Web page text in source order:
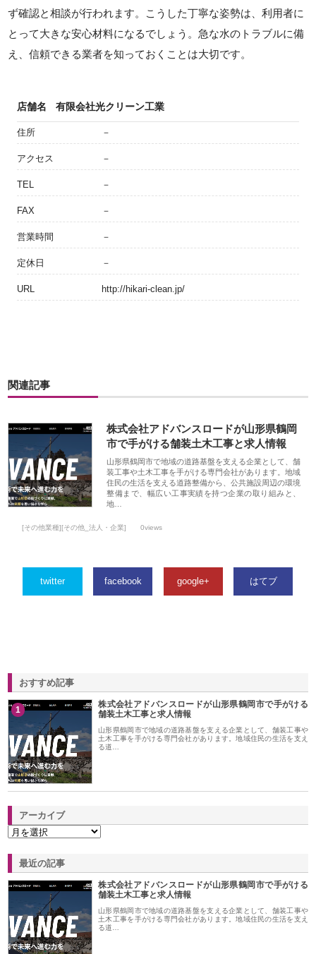
ず確認と相談が行われます。こうした丁寧な姿勢は、利用者に
とって大きな安心材料になるでしょう。急な水のトラブルに備
え、信頼できる業者を知っておくことは大切です。
店舗名 有限会社光クリーン工業
住所 －
アクセス －
TEL －
FAX －
営業時間 －
定休日 －
URL http://hikari-clean.jp/
関連記事
株式会社アドバンスロードが山形県鶴岡
市で手がける舗装土木工事と求人情報
山形県鶴岡市で地域の道路基盤を支える企業として、舗
装工事や土木工事を手がける専門会社があります。地域
住民の生活を支える道路整備から、公共施設周辺の環境
整備まで、幅広い工事実績を持つ企業の取り組みと、
地…
[その他業種][その他_法人・企業] 0views
twitter facebook google+ はてブ
おすすめ記事
1
株式会社アドバンスロードが山形県鶴岡市で手がける
舗装土木工事と求人情報
山形県鶴岡市で地域の道路基盤を支える企業として、舗装工事や
土木工事を手がける専門会社があります。地域住民の生活を支え
る道…
アーカイブ
最近の記事
株式会社アドバンスロードが山形県鶴岡市で手がける
舗装土木工事と求人情報
山形県鶴岡市で地域の道路基盤を支える企業として、舗装工事や
土木工事を手がける専門会社があります。地域住民の生活を支え
る道…